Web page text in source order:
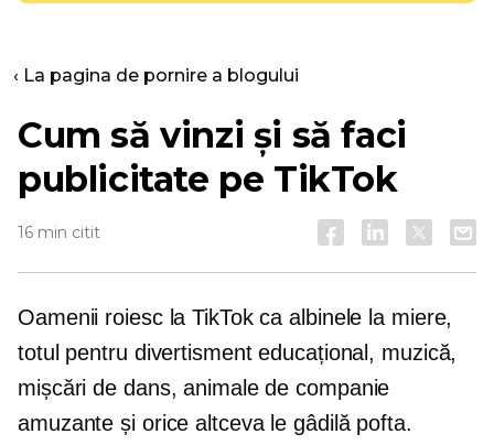
‹ La pagina de pornire a blogului
Cum să vinzi și să faci
publicitate pe TikTok
16 min citit
Oamenii roiesc la TikTok ca albinele la miere,
totul pentru divertisment educațional, muzică,
mișcări de dans, animale de companie
amuzante și orice altceva le gâdilă pofta.